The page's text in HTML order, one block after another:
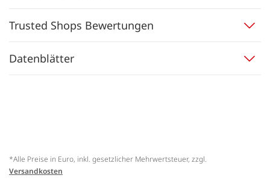
Trusted Shops Bewertungen
Datenblätter
*Alle Preise in Euro, inkl. gesetzlicher Mehrwertsteuer, zzgl.
Versandkosten